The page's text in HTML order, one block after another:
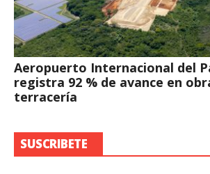
Aeropuerto Internacional del
registra 92 % de avance en
terracería
SUSCRIBETE